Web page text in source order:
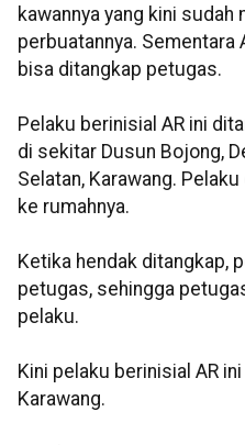
kawannya yang kini
perbuatannya. Sementara
bisa ditangkap petugas.
Pelaku berinisial AR ini
di sekitar Dusun Bojong,
Selatan, Karawang.
ke rumahnya.
Ketika hendak ditangkap,
petugas, sehingga
pelaku.
Kini pelaku berinisial AR
Karawang.